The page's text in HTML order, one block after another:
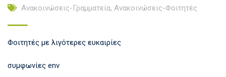
Ανακοινώσεις-Γραμματεία, Ανακοινώσεις-Φοιτητές
Φοιτητές με λιγότερες ευκαιρίες
συμφωνίες env